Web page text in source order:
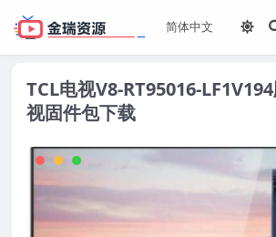
TCL电视V8-RT95016-
视固件包下载